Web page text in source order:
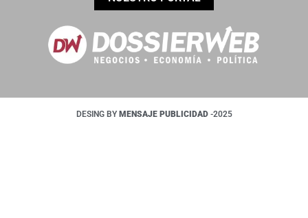
DESING BY MENSAJE PUBLICIDAD -2025